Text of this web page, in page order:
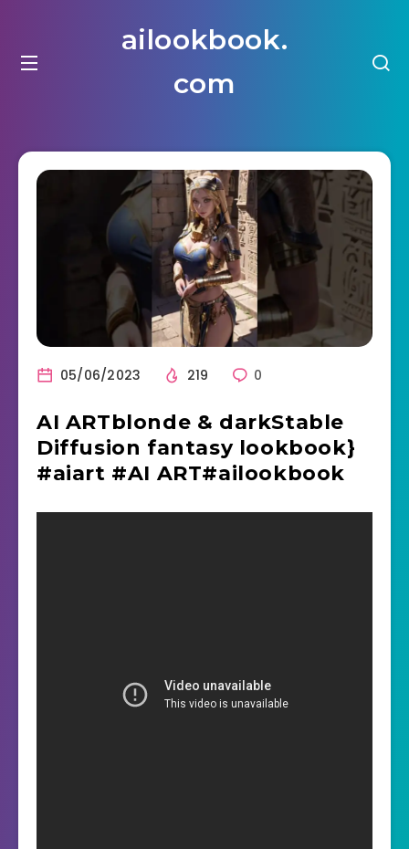
ailookbook.
com
05/06/2023 219 0
AI ARTblonde & darkStable
Diffusion fantasy lookbook}
#aiart #AI ART#ailookbook